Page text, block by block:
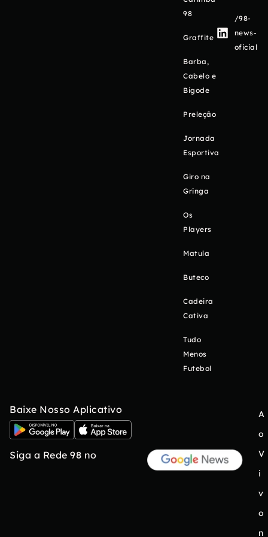
98
Graffite
Barba,
Cabelo e
Bigode
Preleção
Jornada
Esportiva
Giro na
Gringa
Os
Players
Matula
Buteco
Cadeira
Cativa
Tudo
Menos
Futebol
/98-
news-
oficial
Baixe Nosso Aplicativo
Siga a Rede 98 no
A
o
V
i
v
o
n